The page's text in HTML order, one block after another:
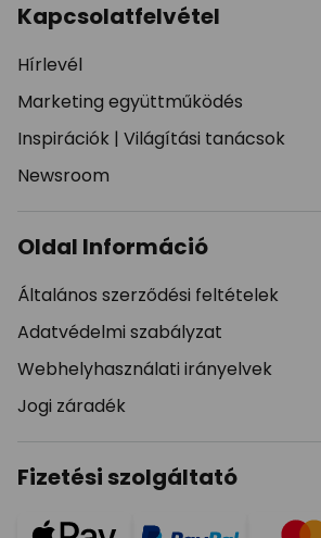
Kapcsolatfelvétel
Hírlevél
Marketing együttműködés
Inspirációk | Világítási tanácsok
Newsroom
Oldal Információ
Általános szerződési feltételek
Adatvédelmi szabályzat
Webhelyhasználati irányelvek
Jogi záradék
Fizetési szolgáltató